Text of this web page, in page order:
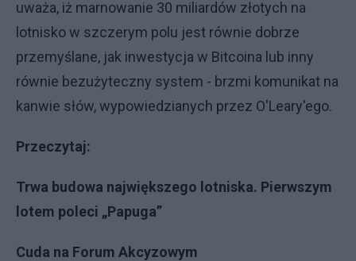
uważa, iż marnowanie 30 miliardów złotych na
lotnisko w szczerym polu jest równie dobrze
przemyślane, jak inwestycja w Bitcoina lub inny
równie bezużyteczny system - brzmi komunikat na
kanwie słów, wypowiedzianych przez O'Leary'ego.
Przeczytaj:
Trwa budowa największego lotniska. Pierwszym
lotem poleci „Papuga”
Cuda na Forum Akcyzowym